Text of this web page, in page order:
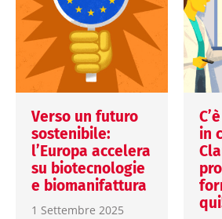
Verso un futuro
sostenibile:
l’Europa accelera
su biotecnologie
e biomanifattura
1 Settembre 2025
in